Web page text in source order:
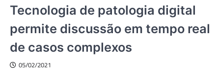
Tecnologia de patologia digital
permite discussão em tempo real
de casos complexos
05/02/2021